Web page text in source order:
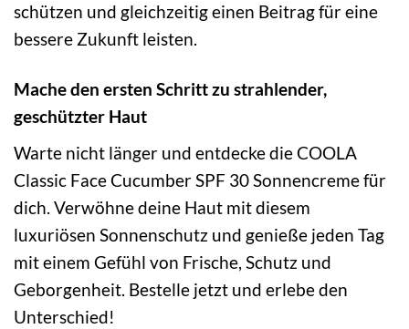
schützen und gleichzeitig einen Beitrag für eine
bessere Zukunft leisten.
Mache den ersten Schritt zu strahlender,
geschützter Haut
Warte nicht länger und entdecke die COOLA
Classic Face Cucumber SPF 30 Sonnencreme für
dich. Verwöhne deine Haut mit diesem
luxuriösen Sonnenschutz und genieße jeden Tag
mit einem Gefühl von Frische, Schutz und
Geborgenheit. Bestelle jetzt und erlebe den
Unterschied!